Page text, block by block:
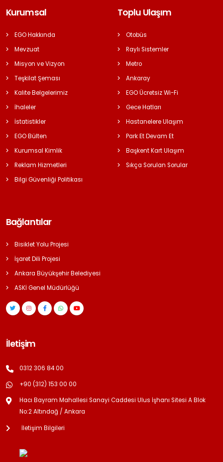
Kurumsal
EGO Hakkında
Mevzuat
Misyon ve Vizyon
Teşkilat Şeması
Kalite Belgelerimiz
İhaleler
İstatistikler
EGO Bülten
Kurumsal Kimlik
Reklam Hizmetleri
Bilgi Güvenliği Politikası
Toplu Ulaşım
Otobüs
Raylı Sistemler
Metro
Ankaray
EGO Ücretsiz Wi-Fi
Gece Hatları
Hastanelere Ulaşım
Park Et Devam Et
Başkent Kart Ulaşım
Sıkça Sorulan Sorular
Bağlantılar
Bisiklet Yolu Projesi
İşaret Dili Projesi
Ankara Büyükşehir Belediyesi
ASKİ Genel Müdürlüğü
İletişim
0312 306 84 00
+90 (312) 153 00 00
Hacı Bayram Mahallesi Sanayi Caddesi Ulus İşhanı Sitesi A Blok
No:2 Altındağ / Ankara
İletişim Bilgileri